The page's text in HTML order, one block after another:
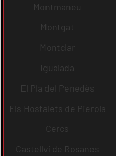
Montmaneu
Montgat
Montclar
Igualada
El Pla del Penedès
Els Hostalets de Pierola
Cercs
Castellví de Rosanes